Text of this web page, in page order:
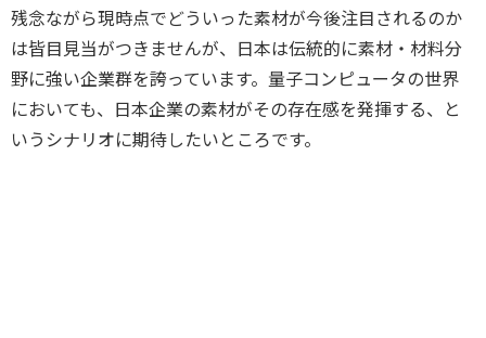
残念ながら現時点でどういった素材が今後注目されるのか
は皆目見当がつきませんが、日本は伝統的に素材・材料分
野に強い企業群を誇っています。量子コンピュータの世界
においても、日本企業の素材がその存在感を発揮する、と
いうシナリオに期待したいところです。